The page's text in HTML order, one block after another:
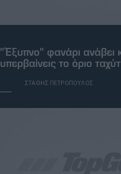
"Έξυπνο" φανάρι ανάβει
υπερβαίνεις το όριο
ΣΤΑΘΗΣ ΠΕΤΡΟΠΟΥΛΟΣ